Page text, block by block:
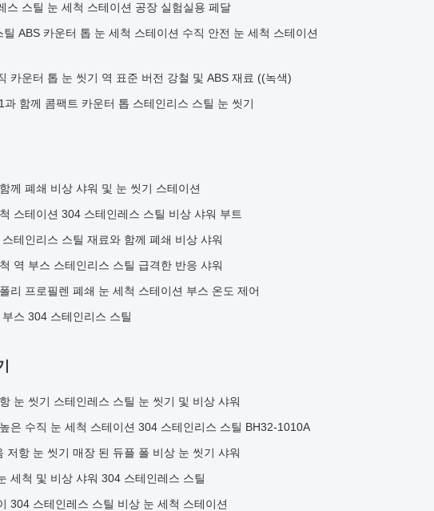
스 스틸 눈 세척 스테이션 공장 실험실용 페달
틸 ABS 카운터 톱 눈 세척 스테이션 수직 안전 눈 세척 스테이션
카운터 톱 눈 씻기 역 표준 버전 강철 및 ABS 재료 ((녹색)
과 함께 콤팩트 카운터 톱 스테인리스 스틸 눈 씻기
께 폐쇄 비상 샤워 및 눈 씻기 스테이션
스테이션 304 스테인레스 스틸 비상 샤워 부트
테인리스 스틸 재료와 함께 폐쇄 비상 샤워
역 부스 스테인리스 스틸 급격한 반응 샤워
리 프로필렌 폐쇄 눈 세척 스테이션 부스 온도 제어
스 304 스테인리스 스틸
눈 씻기 스테인레스 스틸 눈 씻기 및 비상 샤워
은 수직 눈 세척 스테이션 304 스테인리스 스틸 BH32-1010A
저항 눈 씻기 매장 된 듀플 폴 비상 눈 씻기 샤워
세척 및 비상 샤워 304 스테인레스 스틸
304 스테인레스 스틸 비상 눈 세척 스테이션